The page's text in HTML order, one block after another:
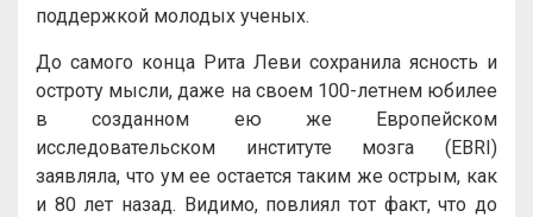
поддержкой молодых ученых.
До самого конца Рита Леви сохранила ясность и
остроту мысли, даже на своем 100-летнем юбилее
в созданном ею же Европейском
исследовательском институте мозга (EBRI)
заявляла, что ум ее остается таким же острым, как
и 80 лет назад. Видимо, повлиял тот факт, что до